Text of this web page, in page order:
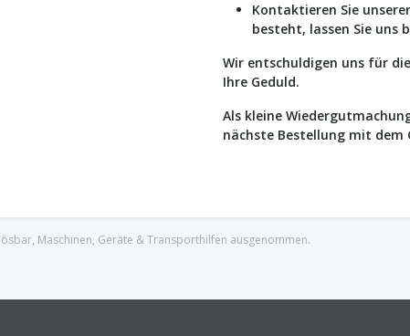
Kontaktieren Sie
besteht, lassen Sie uns
Wir entschuldigen uns für
Ihre Geduld.
Als kleine
nächste Bestellung mit dem
Maschinen, Geräte & Transporthilfen ausgenommen.